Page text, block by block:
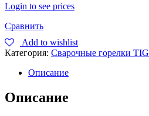
Login to see prices
Сравнить
Add to wishlist
Категория: Сварочные горелки TIG
Описание
Описание